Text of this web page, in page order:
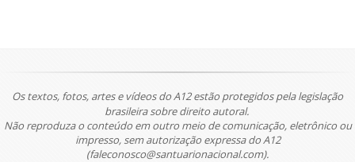
Os textos, fotos, artes e vídeos do A12 estão protegidos pela legislação
brasileira sobre direito autoral.
Não reproduza o conteúdo em outro meio de comunicação, eletrônico ou
impresso, sem autorização expressa do A12
(faleconosco@santuarionacional.com).